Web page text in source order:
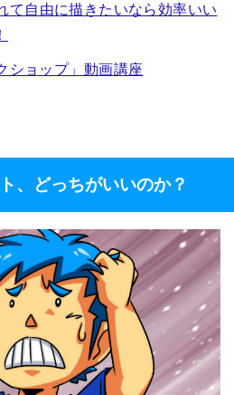
て自由に描きたいなら効率いい
ショップ」動画講座
、どっちがいいのか？